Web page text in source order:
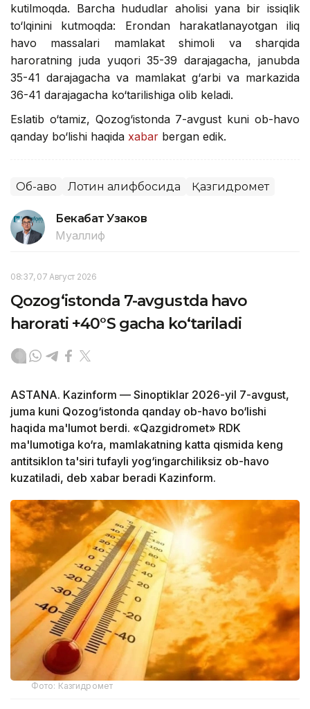
kutilmoqda. Barcha hududlar aholisi yana bir issiqlik
to‘lqinini kutmoqda: Erondan harakatlanayotgan iliq
havo massalari mamlakat shimoli va sharqida
haroratning juda yuqori 35-39 darajagacha, janubda
35-41 darajagacha va mamlakat g‘arbi va markazida
36-41 darajagacha ko‘tarilishiga olib keladi.
Eslatib o‘tamiz, Qozog‘istonda 7-avgust kuni ob-havo
qanday bo‘lishi haqida xabar bergan edik.
Об-ҳаво Лотин алифбосида Қазгидромет
Бекабат Узаков
Муаллиф
08:37, 07 Август 2026
Qozog‘istonda 7-avgustda havo
harorati +40°S gacha ko‘tariladi
ASTANA. Kazinform — Sinoptiklar 2026-yil 7-avgust,
juma kuni Qozog‘istonda qanday ob-havo bo‘lishi
haqida ma'lumot berdi. «Qazgidromet» RDK
ma'lumotiga ko‘ra, mamlakatning katta qismida keng
antitsiklon ta'siri tufayli yog‘ingarchiliksiz ob-havo
kuzatiladi, deb xabar beradi Kazinform.
Фото: Казгидромет